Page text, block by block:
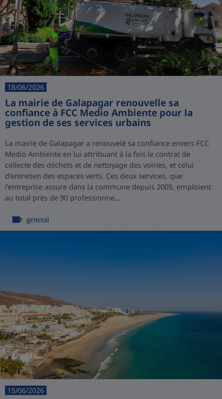
18/06/2026
La mairie de Galapagar renouvelle sa
confiance à FCC Medio Ambiente pour la
gestion de ses services urbains
La mairie de Galapagar a renouvelé sa confiance envers FCC
Medio Ambiente en lui attribuant à la fois le contrat de
collecte des déchets et de nettoyage des voiries, et celui
d'entretien des espaces verts. Ces deux services, que
l'entreprise assure dans la commune depuis 2005, emploient
au total près de 90 professionne...
general
15/06/2026